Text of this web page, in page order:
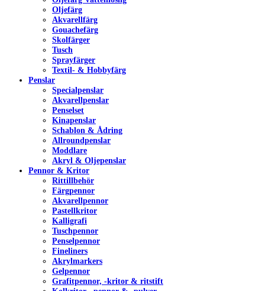
Oljefärg
Akvarellfärg
Gouachefärg
Skolfärger
Tusch
Sprayfärger
Textil- & Hobbyfärg
Penslar
Specialpenslar
Akvarellpenslar
Penselset
Kinapenslar
Schablon & Ådring
Allroundpenslar
Moddlare
Akryl & Oljepenslar
Pennor & Kritor
Rittillbehör
Färgpennor
Akvarellpennor
Pastellkritor
Kalligrafi
Tuschpennor
Penselpennor
Fineliners
Akrylmarkers
Gelpennor
Grafitpennor, -kritor & ritstift